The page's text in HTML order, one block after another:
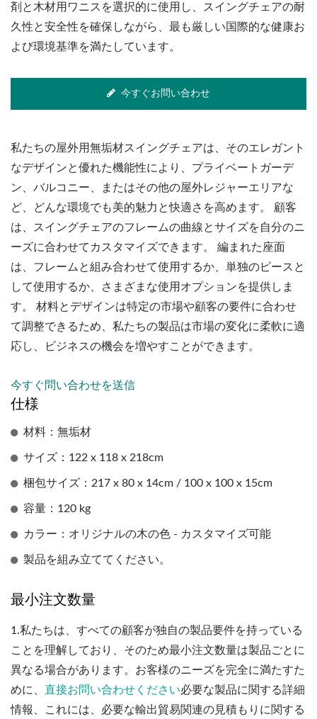
剤と木材用ワニスを選択的に使用し、スイングチェアの耐
久性と安全性を確保しながら、最も厳しい国際的な健康お
よび環境基準を満たしています。
今すぐお問い合わせ
私たちの屋外用無垢材スイングチェアは、そのエレガント
なデザインと優れた機能性により、プライベートガーデ
ン、バルコニー、またはその他の屋外レジャーエリアな
ど、どんな環境でも美的魅力と快適さを高めます。 顧客
は、スイングチェアのフレームの曲線とサイズを自分のニ
ーズに合わせてカスタマイズできます。 編まれた座面
は、フレームと組み合わせて使用するか、単独のピースと
して使用するか、さまざまな使用オプションを提供しま
す。 材料とデザインは特定の市場や顧客の要件に合わせ
て調整できるため、私たちの製品は市場の変化に柔軟に適
応し、ビジネスの機会を増やすことができます。
今すぐ問い合わせを送信
仕様
材料：無垢材
サイズ：122 x 118 x 218cm
梱包サイズ：217 x 80 x 14cm / 100 x 100 x 15cm
容量：120 kg
カラー：オリジナルの木の色 - カスタマイズ可能
製品を組み立ててください。
最小注文数量
1.私たちは、すべての顧客が独自の製品要件を持っている
ことを理解しており、そのため最小注文数量は製品ごとに
異なる場合があります。お客様のニーズを完全に満たすた
めに、 直接お問い合わせください必要な製品に関する詳細
情報、これには、必要な輸出貿易関連の見積もりに関する